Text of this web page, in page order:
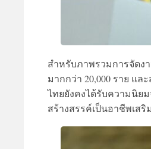
สำหรับภาพรวมการจัดง
มากกว่า 20,000 ราย แ
ไทยยังคงได้รับความนิย
สร้างสรรค์เป็นอาชีพเส